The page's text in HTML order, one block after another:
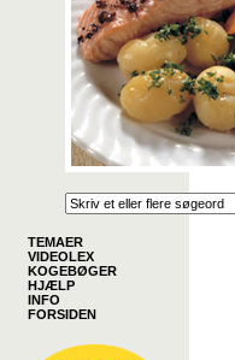
TEMAER
VIDEOLEX
KOGEBØGER
HJÆLP
INFO
FORSIDEN